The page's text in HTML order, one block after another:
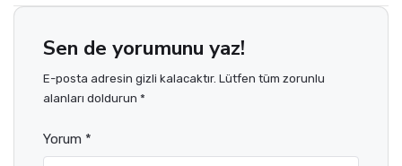
Sen de yorumunu yaz!
E-posta adresin gizli kalacaktır. Lütfen tüm zorunlu
alanları doldurun *
Yorum *